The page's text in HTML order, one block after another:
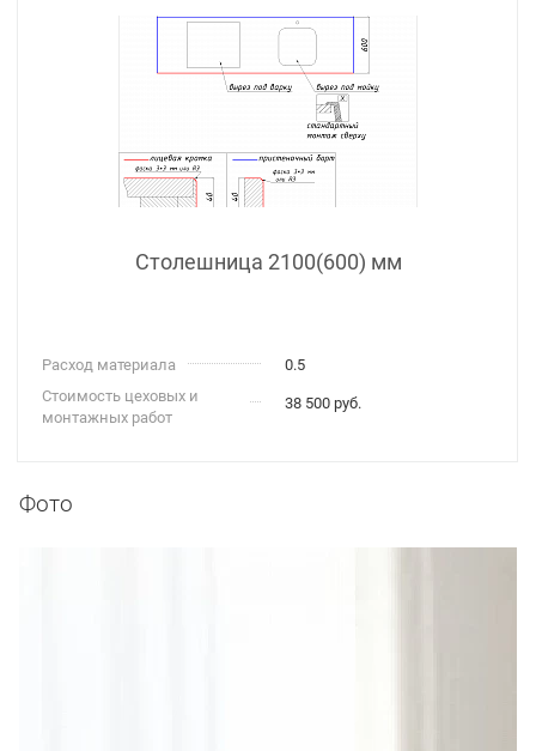
Столешница 2100(600) мм
Расход материала
0.5
Стоимость цеховых и
монтажных работ
38 500 руб.
Фото